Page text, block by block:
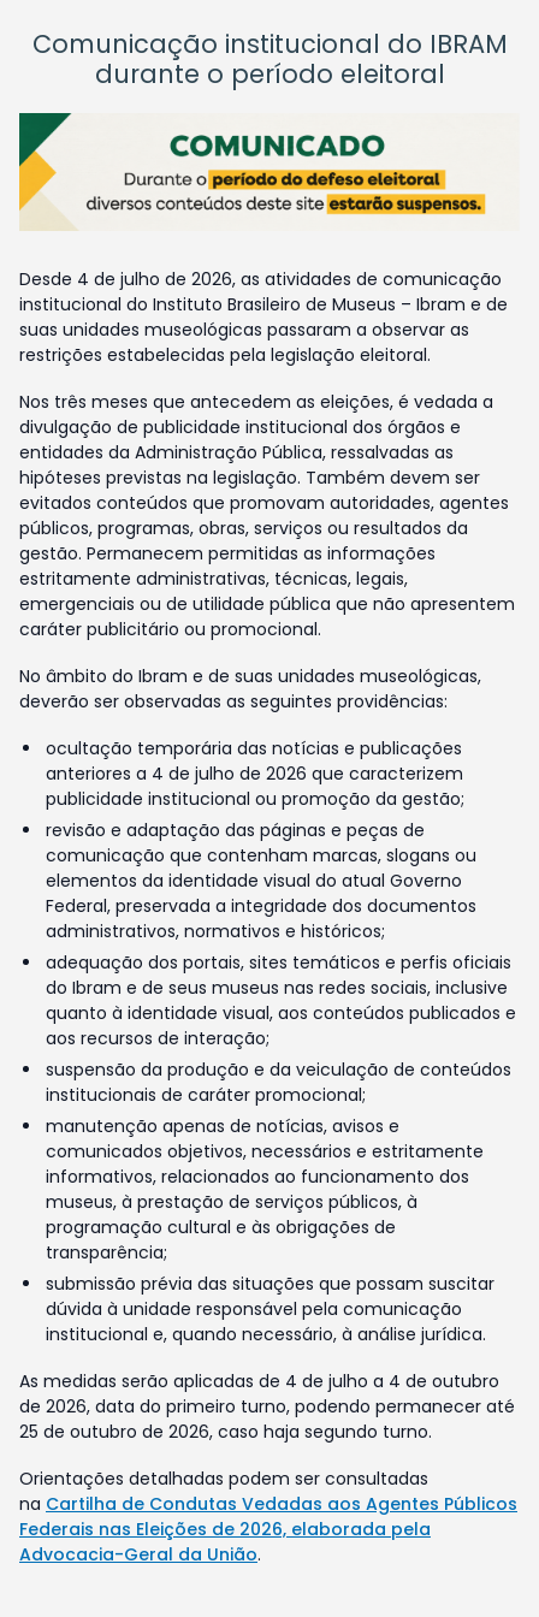
Comunicação institucional do IBRAM
durante o período eleitoral
Desde 4 de julho de 2026, as atividades de comunicação
institucional do Instituto Brasileiro de Museus – Ibram e de
suas unidades museológicas passaram a observar as
restrições estabelecidas pela legislação eleitoral.
Nos três meses que antecedem as eleições, é vedada a
divulgação de publicidade institucional dos órgãos e
entidades da Administração Pública, ressalvadas as
hipóteses previstas na legislação. Também devem ser
evitados conteúdos que promovam autoridades, agentes
públicos, programas, obras, serviços ou resultados da
gestão. Permanecem permitidas as informações
estritamente administrativas, técnicas, legais,
emergenciais ou de utilidade pública que não apresentem
caráter publicitário ou promocional.
No âmbito do Ibram e de suas unidades museológicas,
deverão ser observadas as seguintes providências:
ocultação temporária das notícias e publicações
anteriores a 4 de julho de 2026 que caracterizem
publicidade institucional ou promoção da gestão;
revisão e adaptação das páginas e peças de
comunicação que contenham marcas, slogans ou
elementos da identidade visual do atual Governo
Federal, preservada a integridade dos documentos
administrativos, normativos e históricos;
adequação dos portais, sites temáticos e perfis oficiais
do Ibram e de seus museus nas redes sociais, inclusive
quanto à identidade visual, aos conteúdos publicados e
aos recursos de interação;
suspensão da produção e da veiculação de conteúdos
institucionais de caráter promocional;
manutenção apenas de notícias, avisos e
comunicados objetivos, necessários e estritamente
informativos, relacionados ao funcionamento dos
museus, à prestação de serviços públicos, à
programação cultural e às obrigações de
transparência;
submissão prévia das situações que possam suscitar
dúvida à unidade responsável pela comunicação
institucional e, quando necessário, à análise jurídica.
As medidas serão aplicadas de 4 de julho a 4 de outubro
de 2026, data do primeiro turno, podendo permanecer até
25 de outubro de 2026, caso haja segundo turno.
Orientações detalhadas podem ser consultadas
na Cartilha de Condutas Vedadas aos Agentes Públicos
Federais nas Eleições de 2026, elaborada pela
Advocacia-Geral da União.